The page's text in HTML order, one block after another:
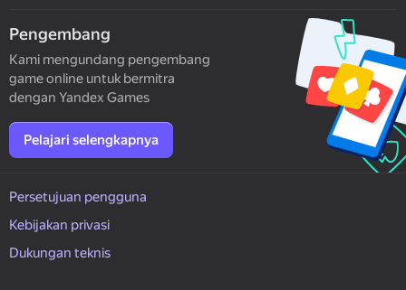
Pengembang
Kami mengundang pengembang
game online untuk bermitra
dengan Yandex Games
Pelajari selengkapnya
Persetujuan pengguna
Kebijakan privasi
Dukungan teknis